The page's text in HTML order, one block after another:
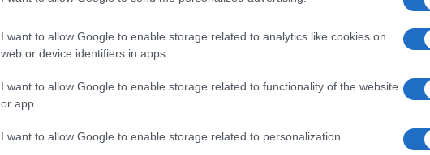
I want to allow Google to enable storage related to analytics like cookies on
web or device identifiers in apps.
I want to allow Google to enable storage related to functionality of the website
or app.
I want to allow Google to enable storage related to personalization.